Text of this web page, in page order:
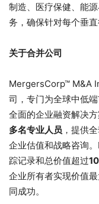
制造、医疗保健、能
务，确保针对每个垂
关于合并公司
MergersCorp™ M&A
司，专门为全球中低
全面的企业融资解决
多名专业人员 ，提供
企业估值和战略咨询
踪记录和总价值超过
企业所有者实现价值
同成功。